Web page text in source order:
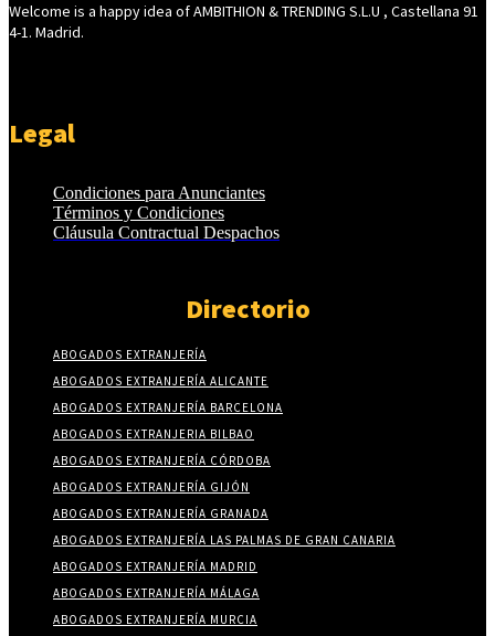
Welcome is a happy idea of AMBITHION & TRENDING S.L.U , Castellana 91
4-1. Madrid.
Legal
Condiciones para Anunciantes
Términos y Condiciones
Cláusula Contractual Despachos
Directorio
ABOGADOS EXTRANJERÍA
ABOGADOS EXTRANJERÍA ALICANTE
ABOGADOS EXTRANJERÍA BARCELONA
ABOGADOS EXTRANJERIA BILBAO
ABOGADOS EXTRANJERÍA CÓRDOBA
ABOGADOS EXTRANJERÍA GIJÓN
ABOGADOS EXTRANJERÍA GRANADA
ABOGADOS EXTRANJERÍA LAS PALMAS DE GRAN CANARIA
ABOGADOS EXTRANJERÍA MADRID
ABOGADOS EXTRANJERÍA MÁLAGA
ABOGADOS EXTRANJERÍA MURCIA